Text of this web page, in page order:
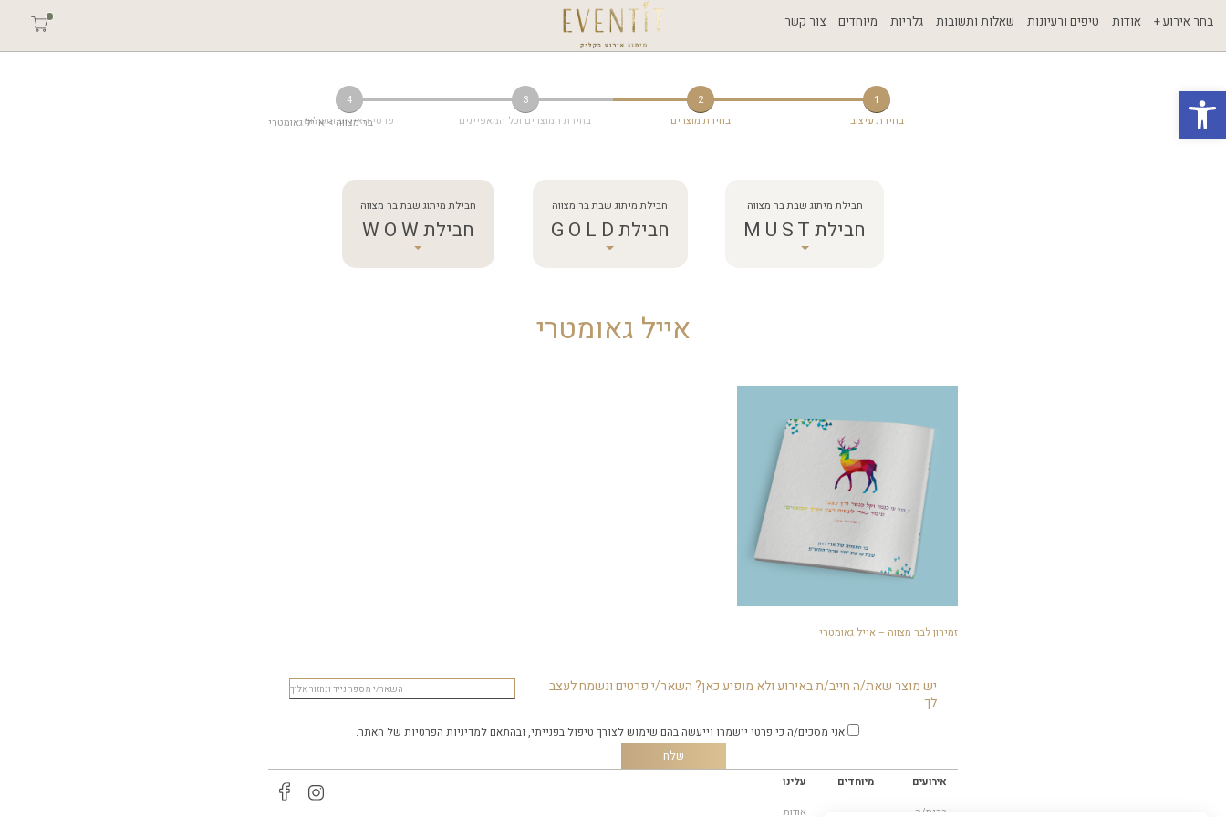
פתח סרגל נגישות
בחר אירוע + אודות טיפים ורעיונות שאלות ותשובות גלריות מיוחדים צור קשר
1
בחירת עיצוב
2
בחירת מוצרים
3
בחירת המוצרים וכל המאפיינים
4
פרטי האירוע ותשלום
חבילת מיתוג שבת בר מצווה
חבילת M U S T
חבילת מיתוג שבת בר מצווה
חבילת G O L D
חבילת מיתוג שבת בר מצווה
חבילת W O W
אייל גאומטרי
בר מצווה > אייל גאומטרי
זמירון לבר מצווה – אייל גאומטרי
יש מוצר שאת/ה חייב/ת באירוע ולא מופיע כאן? השאר/י פרטים ונשמח לעצב
לך
אני מסכים/ה כי פרטי יישמרו וייעשה בהם שימוש לצורך טיפול בפנייתי, ובהתאם למדיניות הפרטיות של האתר.
אירועים
ברית/ה
מיוחדים
עלינו
אודות